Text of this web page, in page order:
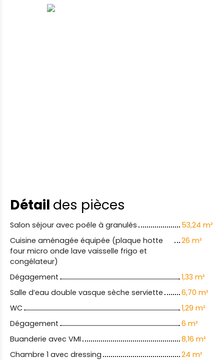
Détail des pièces
Salon séjour avec poêle à granulés
53,24 m²
Cuisine aménagée équipée (plaque hotte
four micro onde lave vaisselle frigo et
congélateur)
26 m²
Dégagement
1,33 m²
Salle d’eau double vasque sèche serviette
6,70 m²
WC
1,29 m²
Dégagement
6 m²
Buanderie avec VMI
8,16 m²
Chambre 1 avec dressing
24 m²